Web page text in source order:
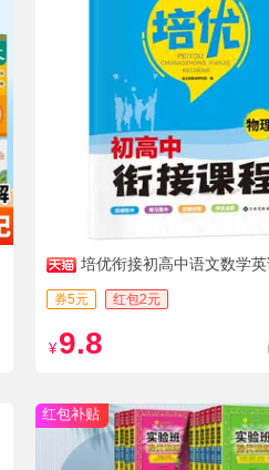
培优衔接初高中语文数学
全套
券5元 红包2元
¥ 9.8
红包补贴